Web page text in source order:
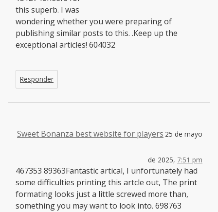
this superb. I was
wondering whether you were preparing of
publishing similar posts to this. .Keep up the
exceptional articles! 604032
Responder
Sweet Bonanza best website for players 25 de mayo
de 2025, 7:51 pm
467353 89363Fantastic artical, I unfortunately had
some difficulties printing this artcle out, The print
formating looks just a little screwed more than,
something you may want to look into. 698763